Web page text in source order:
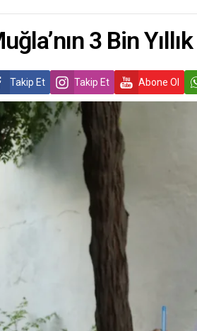
3 Bin
Takip Et Takip Et Abone Ol